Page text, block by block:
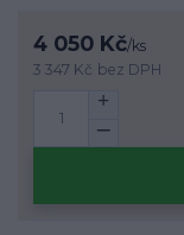
4 050 Kč/ks
3 347 Kč bez DPH